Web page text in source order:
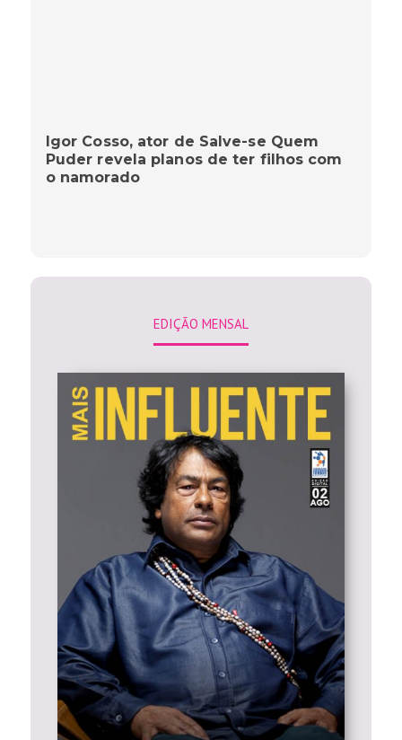
Igor Cosso, ator de Salve-se Quem
Puder revela planos de ter filhos com
o namorado
EDIÇÃO MENSAL